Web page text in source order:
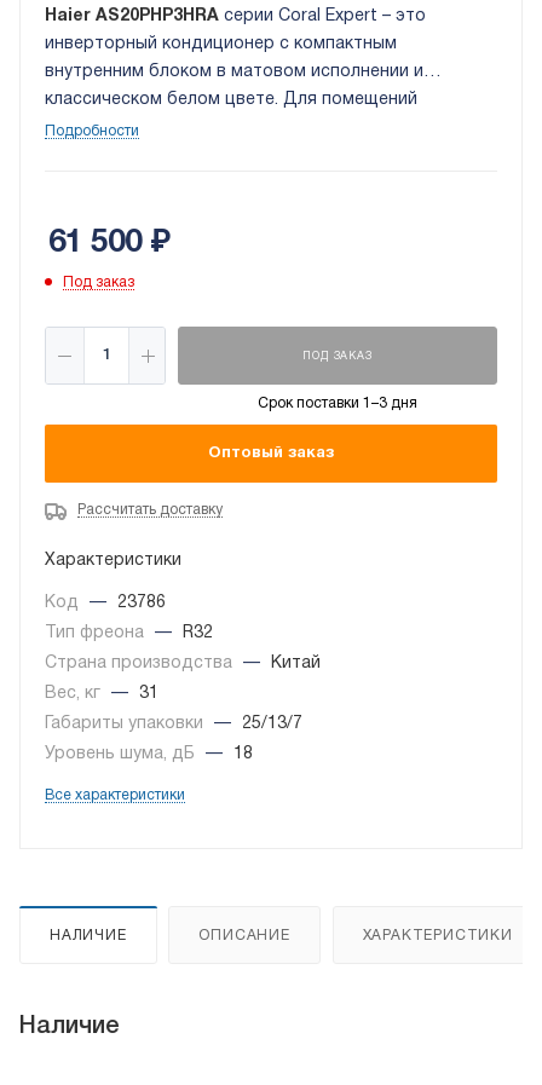
Haier AS20PHP3HRA серии Coral Expert – это
инверторный кондиционер с компактным
внутренним блоком в матовом исполнении и
классическом белом цвете. Для помещений
площадью до 23 кв. м. С правой стороны лицевой
Подробности
61 500₽
Под заказ
ПОД ЗАКАЗ
Срок поставки 1–3 дня
Оптовый заказ
Рассчитать доставку
Характеристики
Код —
23786
Тип фреона
—
R32
Страна производства
—
Китай
Вес, кг
—
31
Габариты упаковки
—
25/13/7
Уровень шума, дБ
— 18
Все характеристики
НАЛИЧИЕ ОПИСАНИЕ ХАРАКТЕРИСТИКИ
Наличие